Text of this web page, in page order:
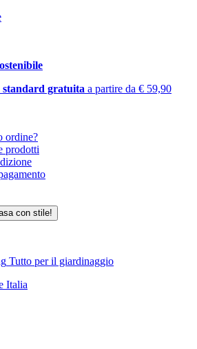
standard gratuita a partire da € 59,90
ordine?
prodotti
Tutto per il giardinaggio